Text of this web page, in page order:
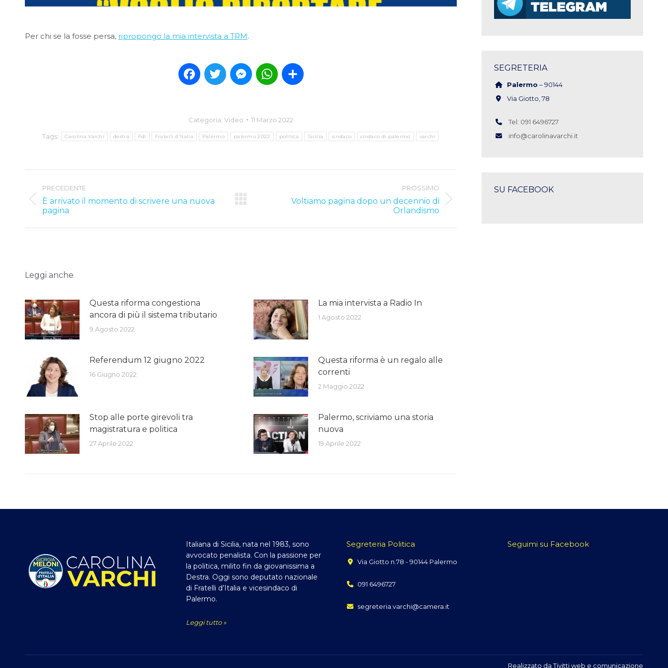
Per chi se la fosse persa, ripropongo la mia intervista a TRM.
FacebookTwitterMessengerWhatsAppCondividi
Categoria: Video 11 Marzo 2022
Tags: Carolina Varchi destra FdI Fratelli d'Italia Palermo palermo 2022 politica Sicilia sindaco sindaco di palermo varchi
navigation
PRECEDENTE
Previous
post:
È arrivato il momento di scrivere una nuova
pagina
PROSSIMO
Voltiamo pagina dopo un decennio di
Orlandismo
Leggi anche
Questa riforma congestiona
ancora di più il sistema tributario
9 Agosto 2022
La mia intervista a Radio In
1 Agosto 2022
Referendum 12 giugno 2022
16 Giugno 2022
Questa riforma è un regalo alle
correnti
2 Maggio 2022
Stop alle porte girevoli tra
magistratura e politica
27 Aprile 2022
Palermo, scriviamo una storia
nuova
19 Aprile 2022
SEGRETERIA
Palermo – 90144
Via Giotto, 78
Tel: 091 6496727
info@carolinavarchi.it
SU FACEBOOK
Italiana di Sicilia, nata nel 1983, sono
avvocato penalista. Con la passione per
la politica, milito fin da giovanissima a
Destra. Oggi sono deputato nazionale
di Fratelli d’Italia e vicesindaco di
Palermo.
Leggi tutto »
Segreteria Politica
Via Giotto n.78 - 90144 Palermo
091 6496727
segreteria.varchi@camera.it
Seguimi su Facebook
Realizzato daTivitti web e comunicazione